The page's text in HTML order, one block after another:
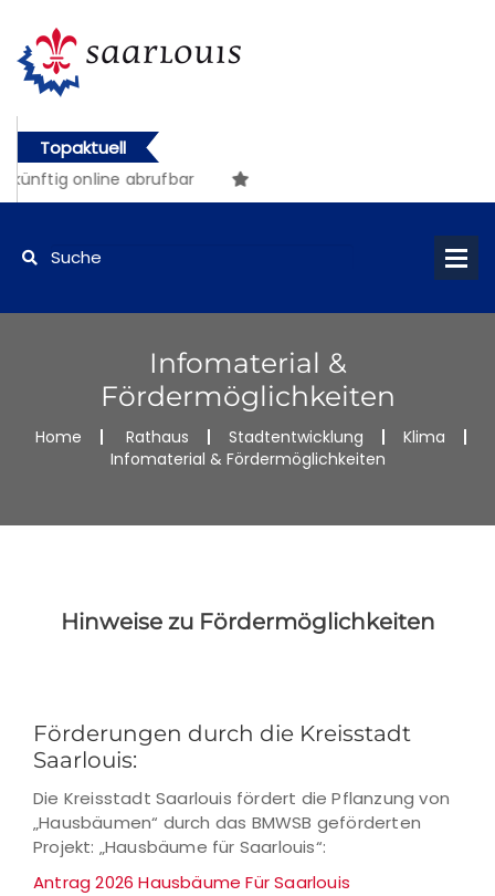
Topaktuell
online abrufbar
Infomaterial &
Fördermöglichkeiten
Home Rathaus Stadtentwicklung
Klima
Infomaterial & Fördermöglichkeiten
Hinweise zu Fördermöglichkeiten
Förderungen durch die Kreisstadt
Saarlouis:
Die Kreisstadt Saarlouis fördert die Pflanzung von
„Hausbäumen“ durch das BMWSB geförderten
Projekt: „Hausbäume für Saarlouis“:
Antrag 2026 Hausbäume Für Saarlouis